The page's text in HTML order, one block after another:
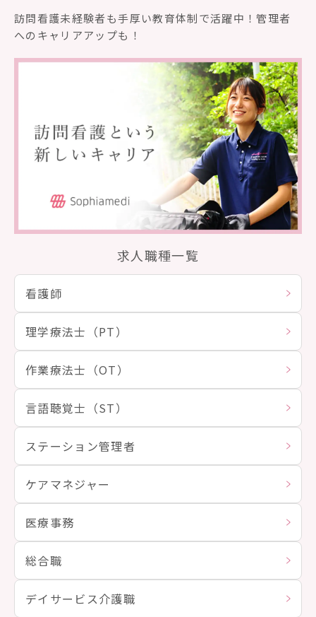
訪問看護未経験者も⼿厚い教育体制で活躍中！管理者
へのキャリアアップも！
求人職種一覧
看護師
理学療法士（PT）
作業療法士（OT）
言語聴覚士（ST）
ステーション管理者
ケアマネジャー
医療事務
総合職
デイサービス介護職